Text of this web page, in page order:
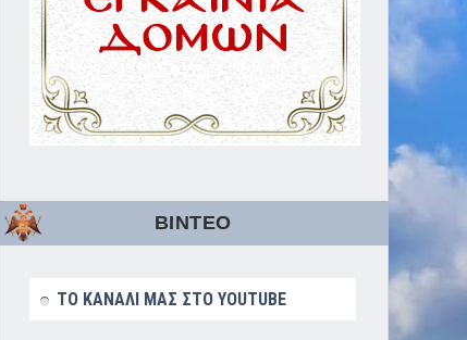
ΒΙΝΤΕΟ
ΤΟ ΚΑΝΑΛΙ ΜΑΣ ΣΤΟ YOUTUBE